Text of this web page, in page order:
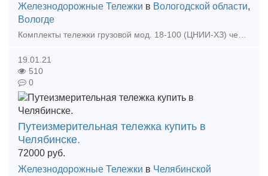
Железнодорожные Тележки в Вологодской области,
Вологде
19.01.21
510
0
Путеизмерительная тележка купить в
Челябинске.
72000 руб.
Железнодорожные Тележки в Челябинской